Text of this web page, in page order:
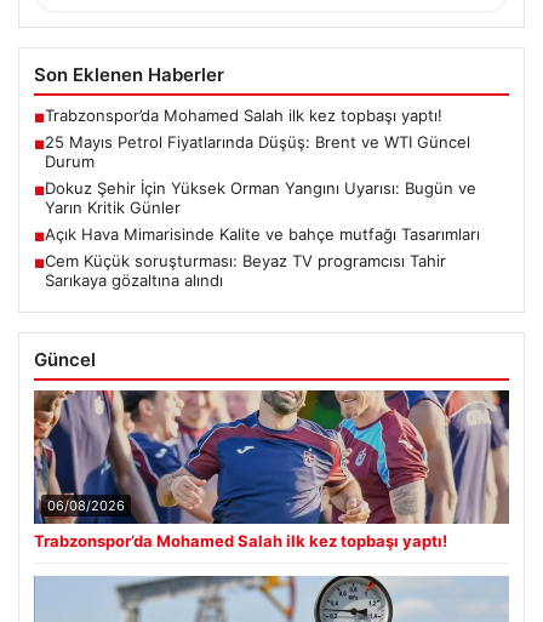
Son Eklenen Haberler
■Trabzonspor’da Mohamed Salah ilk kez topbaşı yaptı!
■25 Mayıs Petrol Fiyatlarında Düşüş: Brent ve WTI Güncel
Durum
■Dokuz Şehir İçin Yüksek Orman Yangını Uyarısı: Bugün ve
Yarın Kritik Günler
■Açık Hava Mimarisinde Kalite ve bahçe mutfağı Tasarımları
■Cem Küçük soruşturması: Beyaz TV programcısı Tahir
Sarıkaya gözaltına alındı
Güncel
06/08/2026
Trabzonspor’da Mohamed Salah ilk kez topbaşı yaptı!